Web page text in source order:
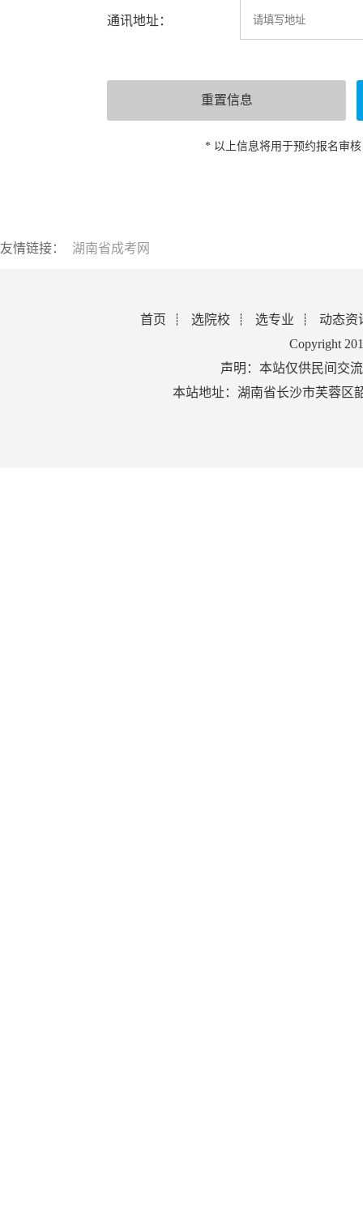
通讯地址：
* 以上信息将用于预约报名审
友情链接： 湖南省成考网
首页 选院校 选专业
动态资
Copyright
声明：本站仅供民间交
本站地址：湖南省长沙市芙蓉区